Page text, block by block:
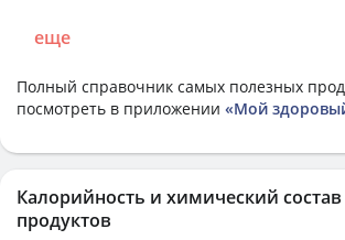
еще
Полный справочник самых полезных
посмотреть в приложении «Мой
Калорийность и химический состав
продуктов